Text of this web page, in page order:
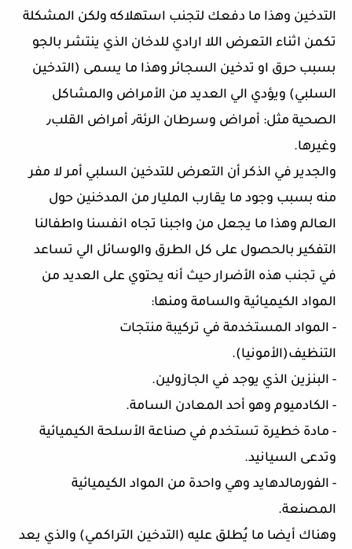
التدخين وهذا ما دفعك لتجنب استهلاكه ولكن المشكلة
تكمن اثناء التعرض اللا ارادي للدخان الذي ينتشر بالجو
بسبب حرق او تدخين السجائر وهذا ما يسمى (التدخين
السلبي) ويؤدي الي العديد من الأمراض والمشاكل
الصحية مثل: أمراض وسرطان الرئة٫ أمراض القلب٫
وغيرها.
والجدير في الذكر أن التعرض للتدخين السلبي أمر لا مفر
منه بسبب وجود ما يقارب المليار من المدخنين حول
العالم وهذا ما يجعل من واجبنا تجاه انفسنا واطفالنا
التفكير بالحصول على كل الطرق والوسائل الي تساعد
في تجنب هذه الأضرار حيث أنه يحتوي على العديد من
المواد الكيميائية والسامة ومنها:
- المواد المستخدمة في تركيبة منتجات
التنظيف(الأمونيا).
- البنزين الذي يوجد في الجازولين.
- الكادميوم وهو أحد المعادن السامة.
- مادة خطيرة تستخدم في صناعة الأسلحة الكيميائية
وتدعى السيانيد.
- الفورمالدهايد وهي واحدة من المواد الكيميائية
المصنعة.
وهناك أيضا ما يُطلق عليه (التدخين التراكمي) والذي يعد